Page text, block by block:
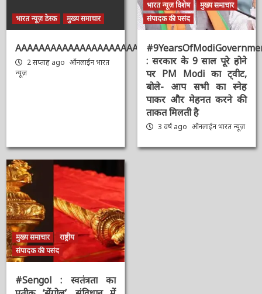
भारत न्यूज़ डेस्क मुख्य समाचार
AAAAAAAAAAAAAAAAAAAAAAAAAAAAAAAAA
भारत न्यूज़ विशेष
मुख्य समाचार
संपादक की पसंद
: सरकार के 9 साल पूरे होने
पर PM Modi का ट्वीट,
बोले- आप सभी का स्नेह
पाकर और मेहनत करने की
3 वर्ष ago ऑनलाईन भारत
मुख्य समाचार
राष्ट्रीय
संपादक की पसंद